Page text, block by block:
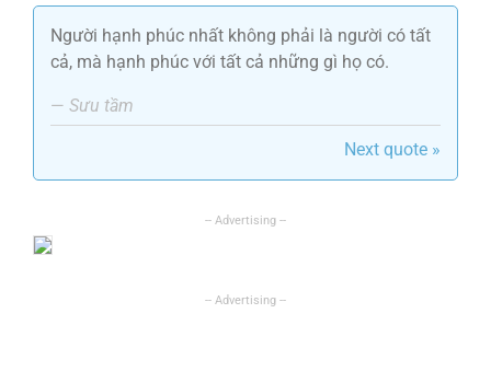
Người hạnh phúc nhất không phải là người có tất
cả, mà hạnh phúc với tất cả những gì họ có.
— Sưu tầm
Next quote »